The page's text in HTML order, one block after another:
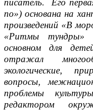
писатель. Его
по») основана на
произведений «В
«Ритмы тундры»
основном для
отражал
экологические,
вопросы,
проблемы
редактором